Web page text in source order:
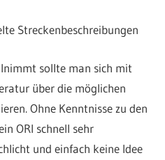
Streckenbeschreibungen
sollte man sich mit
über die möglichen
Ohne Kenntnisse zu den
ORI schnell sehr
und einfach keine Idee